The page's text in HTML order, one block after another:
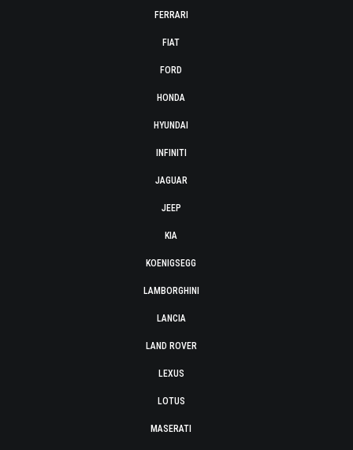
FERRARI
FIAT
FORD
HONDA
HYUNDAI
INFINITI
JAGUAR
JEEP
KIA
KOENIGSEGG
LAMBORGHINI
LANCIA
LAND ROVER
LEXUS
LOTUS
MASERATI